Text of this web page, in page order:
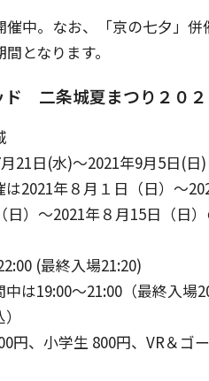
中。なお、「京の七夕」
となります。
二条城夏まつり２０２
21日(水)～2021年9月5日(日)
2021年８月１日（日）〜
）〜2021年８月15日（日
(最終入場21:20)
は19:00〜21:00（最終入場
円、小学生 800円、VR＆ゴ